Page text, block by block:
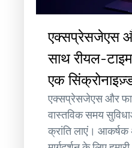
एक्सप्रेसजेएस
साथ रीयल-टाइम
एक
एक्सप्रेसजेएस और
वास्तविक समय
क्रांति लाएं। आकर्षक